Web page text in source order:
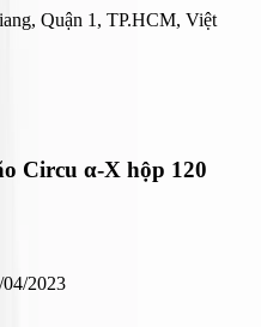
Quận 1, TP.HCM, Việt
Circu α-X hộp 120
04/2023